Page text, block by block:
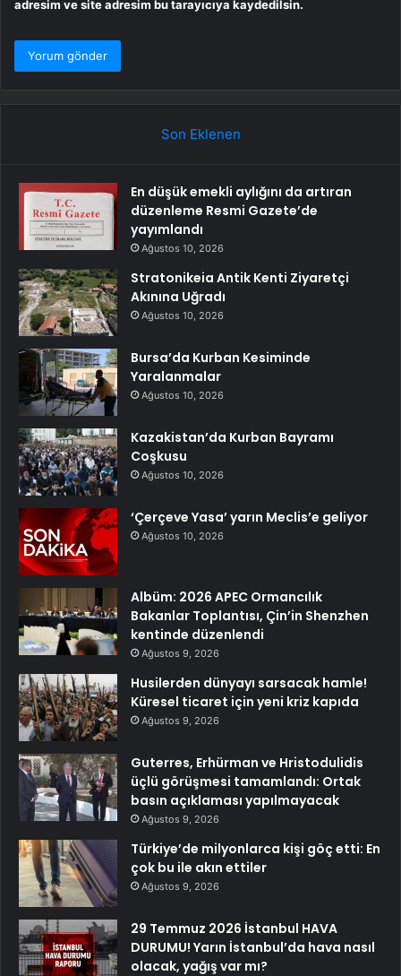
adresim ve site adresim bu tarayıcıya kaydedilsin.
Son Eklenen
En düşük emekli aylığını da artıran
düzenleme Resmi Gazete’de
yayımlandı
Ağustos 10, 2026
Stratonikeia Antik Kenti Ziyaretçi
Akınına Uğradı
Ağustos 10, 2026
Bursa’da Kurban Kesiminde
Yaralanmalar
Ağustos 10, 2026
Kazakistan’da Kurban Bayramı
Coşkusu
Ağustos 10, 2026
‘Çerçeve Yasa’ yarın Meclis’e geliyor
Ağustos 10, 2026
Albüm: 2026 APEC Ormancılık
Bakanlar Toplantısı, Çin’in Shenzhen
kentinde düzenlendi
Ağustos 9, 2026
Husilerden dünyayı sarsacak hamle!
Küresel ticaret için yeni kriz kapıda
Ağustos 9, 2026
Guterres, Erhürman ve Hristodulidis
üçlü görüşmesi tamamlandı: Ortak
basın açıklaması yapılmayacak
Ağustos 9, 2026
Türkiye’de milyonlarca kişi göç etti: En
çok bu ile akın ettiler
Ağustos 9, 2026
29 Temmuz 2026 İstanbul HAVA
DURUMU! Yarın İstanbul’da hava nasıl
olacak, yağış var mı?